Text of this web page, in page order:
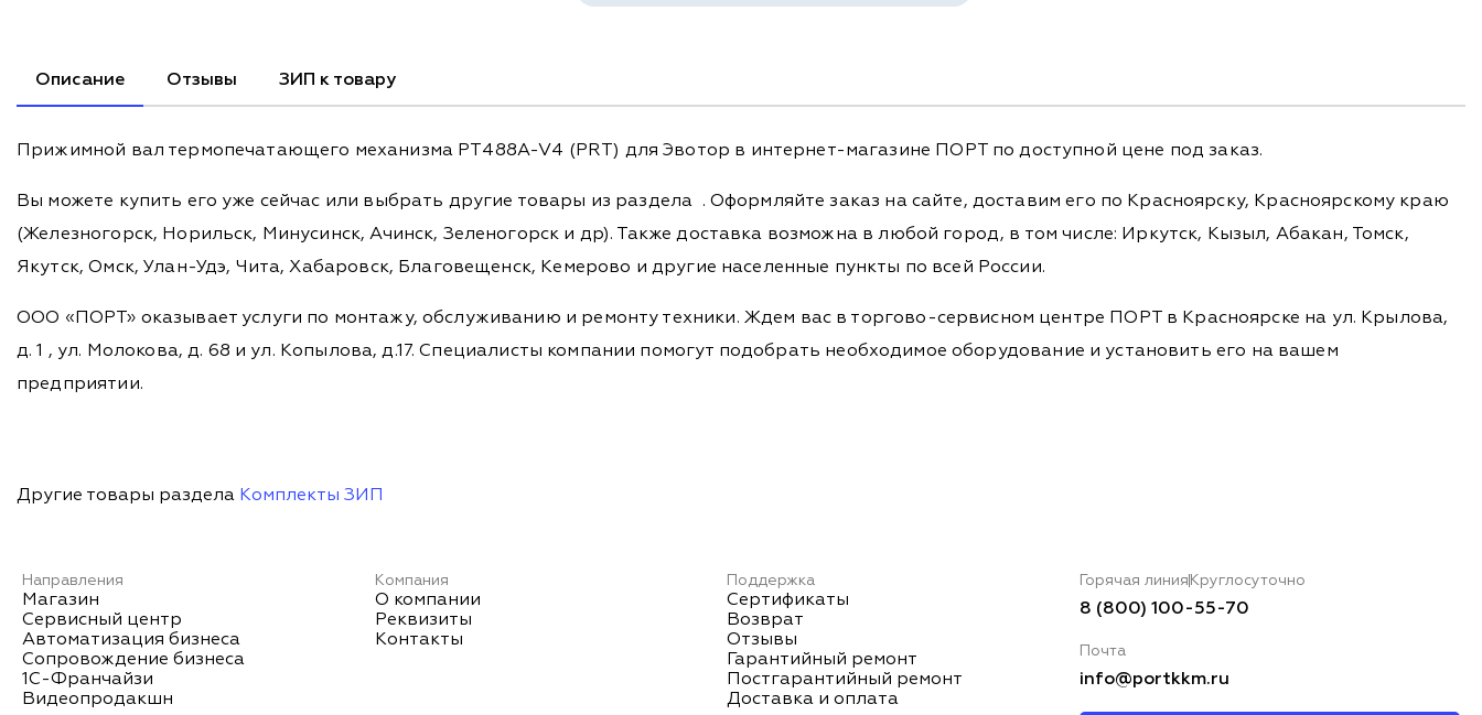
Описание Отзывы ЗИП к товару
Прижимной вал термопечатающего механизма PT488A-V4 (PRT) для Эвотор в интернет-магазине ПОРТ по доступной цене под заказ.
Вы можете купить его уже сейчас или выбрать другие товары из раздела . Оформляйте заказ на сайте, доставим его по Красноярску, Красноярскому краю
(Железногорск, Норильск, Минусинск, Ачинск, Зеленогорск и др). Также доставка возможна в любой город, в том числе: Иркутск, Кызыл, Абакан, Томск,
Якутск, Омск, Улан-Удэ, Чита, Хабаровск, Благовещенск, Кемерово и другие населенные пункты по всей России.
ООО «ПОРТ» оказывает услуги по монтажу, обслуживанию и ремонту техники. Ждем вас в торгово-сервисном центре ПОРТ в Красноярске на ул. Крылова,
д. 1 , ул. Молокова, д. 68 и ул. Копылова, д.17. Специалисты компании помогут подобрать необходимое оборудование и установить его на вашем
предприятии.
Другие товары раздела Комплекты ЗИП
Направления
Магазин
Сервисный центр
Автоматизация бизнеса
Сопровождение бизнеса
1С-Франчайзи
Видеопродакшн
Компания
О компании
Реквизиты
Контакты
Поддержка
Сертификаты
Возврат
Отзывы
Гарантийный ремонт
Постгарантийный ремонт
Доставка и оплата
Горячая линия Круглосуточно
8 (800) 100-55-70
Почта
info@portkkm.ru